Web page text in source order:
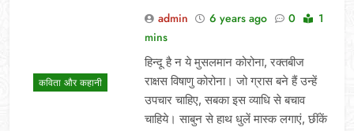
कविता और कहानी
admin 6 years ago 0
1
mins
हिन्दू है न ये मुसलमान कोरोना, रक्तबीज
राक्षस विषाणु कोरोना। जो ग्रास बने हैं उन्हें
उपचार चाहिए, सबका इस व्याधि से बचाव
चाहिये। साबुन से हाथ धुलें मास्क लगाएं, छींकें